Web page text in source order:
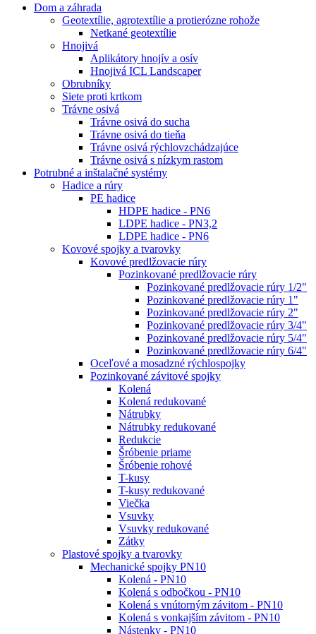
Dom a záhrada
Geotextílie, agrotextílie a protierózne rohože
Netkané geotextílie
Hnojivá
Aplikátory hnojív a osív
Hnojivá ICL Landscaper
Obrubníky
Siete proti krtkom
Trávne osivá
Trávne osivá do sucha
Trávne osivá do tieňa
Trávne osivá rýchlovzchádzajúce
Trávne osivá s nízkym rastom
Potrubné a inštalačné systémy
Hadice a rúry
PE hadice
HDPE hadice - PN6
LDPE hadice - PN3,2
LDPE hadice - PN6
Kovové spojky a tvarovky
Kovové predlžovacie rúry
Pozinkované predlžovacie rúry
Pozinkované predlžovacie rúry 1/2"
Pozinkované predlžovacie rúry 1"
Pozinkované predlžovacie rúry 2"
Pozinkované predlžovacie rúry 3/4"
Pozinkované predlžovacie rúry 5/4"
Pozinkované predlžovacie rúry 6/4"
Oceľové a mosadzné rýchlospojky
Pozinkované závitové spojky
Kolená
Kolená redukované
Nátrubky
Nátrubky redukované
Redukcie
Šróbenie priame
Šróbenie rohové
T-kusy
T-kusy redukované
Viečka
Vsuvky
Vsuvky redukované
Zátky
Plastové spojky a tvarovky
Mechanické spojky PN10
Kolená - PN10
Kolená s odbočkou - PN10
Kolená s vnútorným závitom - PN10
Kolená s vonkajším závitom - PN10
Nástenky - PN10